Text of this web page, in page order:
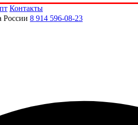
Контакты
России 8 914 596-08-23